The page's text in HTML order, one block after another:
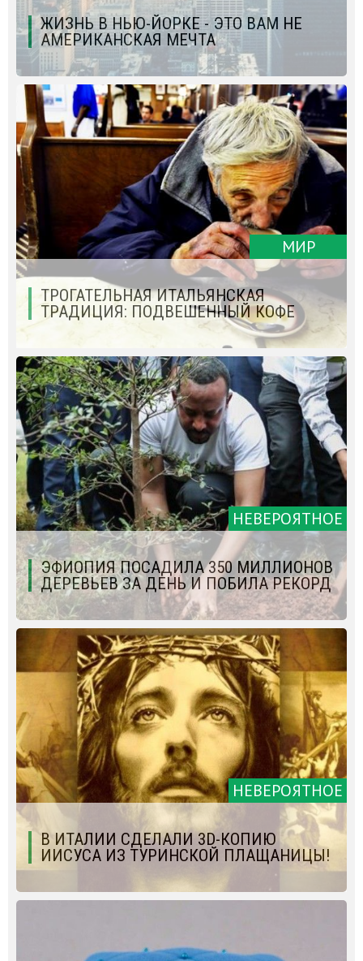
ЖИЗНЬ В НЬЮ-ЙОРКЕ - ЭТО ВАМ НЕ
АМЕРИКАНСКАЯ МЕЧТА
МИР
ТРОГАТЕЛЬНАЯ ИТАЛЬЯНСКАЯ
ТРАДИЦИЯ: ПОДВЕШЕННЫЙ КОФЕ
НЕВЕРОЯТНОЕ
ЭФИОПИЯ ПОСАДИЛА 350 МИЛЛИОНОВ
ДЕРЕВЬЕВ ЗА ДЕНЬ И ПОБИЛА РЕКОРД
НЕВЕРОЯТНОЕ
В ИТАЛИИ СДЕЛАЛИ 3D-КОПИЮ
ИИСУСА ИЗ ТУРИНСКОЙ ПЛАЩАНИЦЫ!